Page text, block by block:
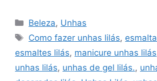
Categorias
Beleza, Unhas
Tags
Como fazer unhas lilás,
esmaltes lilás, manicure unhas lilás
unhas lilás, unhas de gel lilás.,